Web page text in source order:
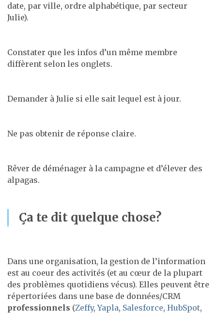
date, par ville, ordre alphabétique, par secteur
Julie).
Constater que les infos d’un même membre
diffèrent selon les onglets.
Demander à Julie si elle sait lequel est à jour.
Ne pas obtenir de réponse claire.
Rêver de déménager à la campagne et d’élever des
alpagas.
Ça te dit quelque chose?
Dans une organisation, la gestion de l’information
est au coeur des activités (et au cœur de la plupart
des problèmes quotidiens vécus). Elles peuvent être
répertoriées dans une base de données/CRM
professionnels (Zeffy,Yapla, Salesforce, HubSpot,